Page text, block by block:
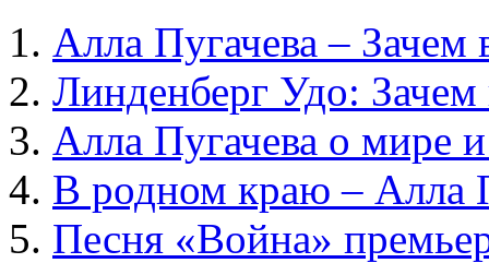
Алла Пугачева – Зачем
Линденберг Удо: Зачем
Алла Пугачева о мире
В родном краю – Алла
Песня «Война»